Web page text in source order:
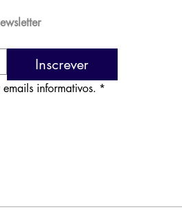
Inscrever
informativos. *